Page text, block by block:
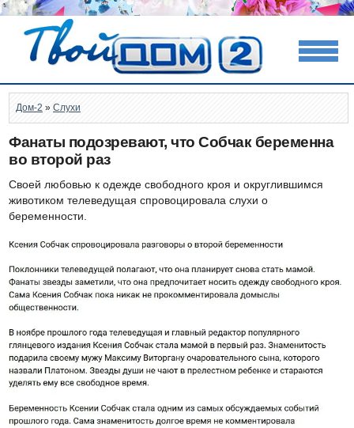
Дом-2 » Слухи
Фанаты подозревают, что Собчак беременна
во второй раз
Своей любовью к одежде свободного кроя и округлившимся
животиком телеведущая спровоцировала слухи о
беременности.